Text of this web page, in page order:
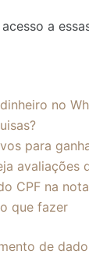
a
no
para
avaliações
CPF na
que fazer